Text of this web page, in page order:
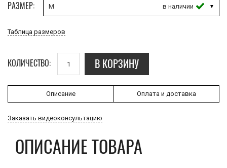
РАЗМЕР: M
Таблица размеров
КОЛИЧЕСТВО: В КОРЗИНУ
Описание Оплата и доставка
Заказать видеоконсультацию
ОПИСАНИЕ ТОВАРА